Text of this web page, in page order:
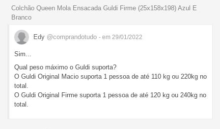
Colchão Queen Mola Ensacada Guldi Firme (25x158x198) Azul E
Branco
Edy @comprandotudo - em 29/01/2022
Sim...
Qual peso máximo o Guldi suporta?
O Guldi Original Macio suporta 1 pessoa de até 110 kg ou 220kg no
total.
O Guldi Original Firme suporta 1 pessoa de até 120 kg ou 240kg no
total.